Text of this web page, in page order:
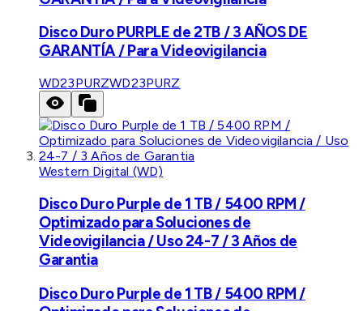
Disco Duro PURPLE de 2TB / 3 AÑOS DE
GARANTÍA / Para Videovigilancia
WD23PURZWD23PURZ
Western Digital (WD)
Disco Duro Purple de 1 TB / 5400 RPM /
Optimizado para Soluciones de
Videovigilancia / Uso 24-7 / 3 Años de
Garantia
Disco Duro Purple de 1 TB / 5400 RPM /